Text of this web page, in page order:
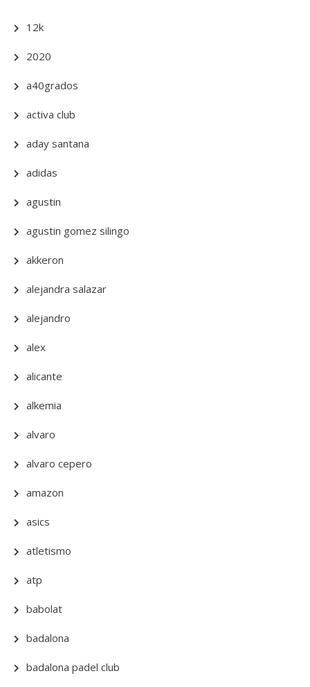
12k
2020
a40grados
activa club
aday santana
adidas
agustin
agustin gomez silingo
akkeron
alejandra salazar
alejandro
alex
alicante
alkemia
alvaro
alvaro cepero
amazon
asics
atletismo
atp
babolat
badalona
badalona padel club